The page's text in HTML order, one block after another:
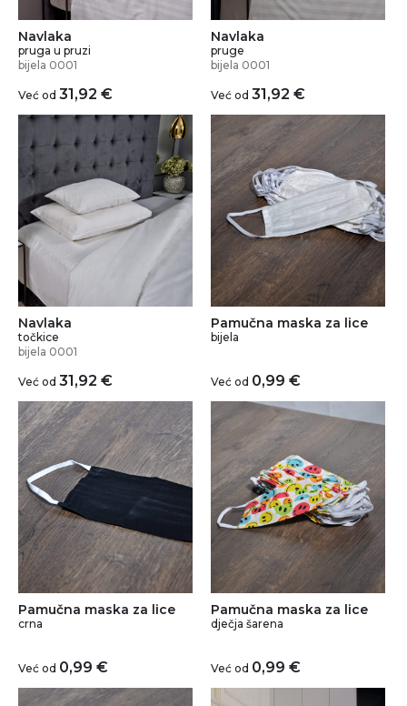
Navlaka
pruga u pruzi
bijela 0001
Već od 31,92 €
Navlaka
pruge
bijela 0001
Već od 31,92 €
Navlaka
točkice
bijela 0001
Već od 31,92 €
Pamučna maska za lice
bijela
Već od 0,99 €
Pamučna maska za lice
crna
Već od 0,99 €
Pamučna maska za lice
dječja šarena
Već od 0,99 €